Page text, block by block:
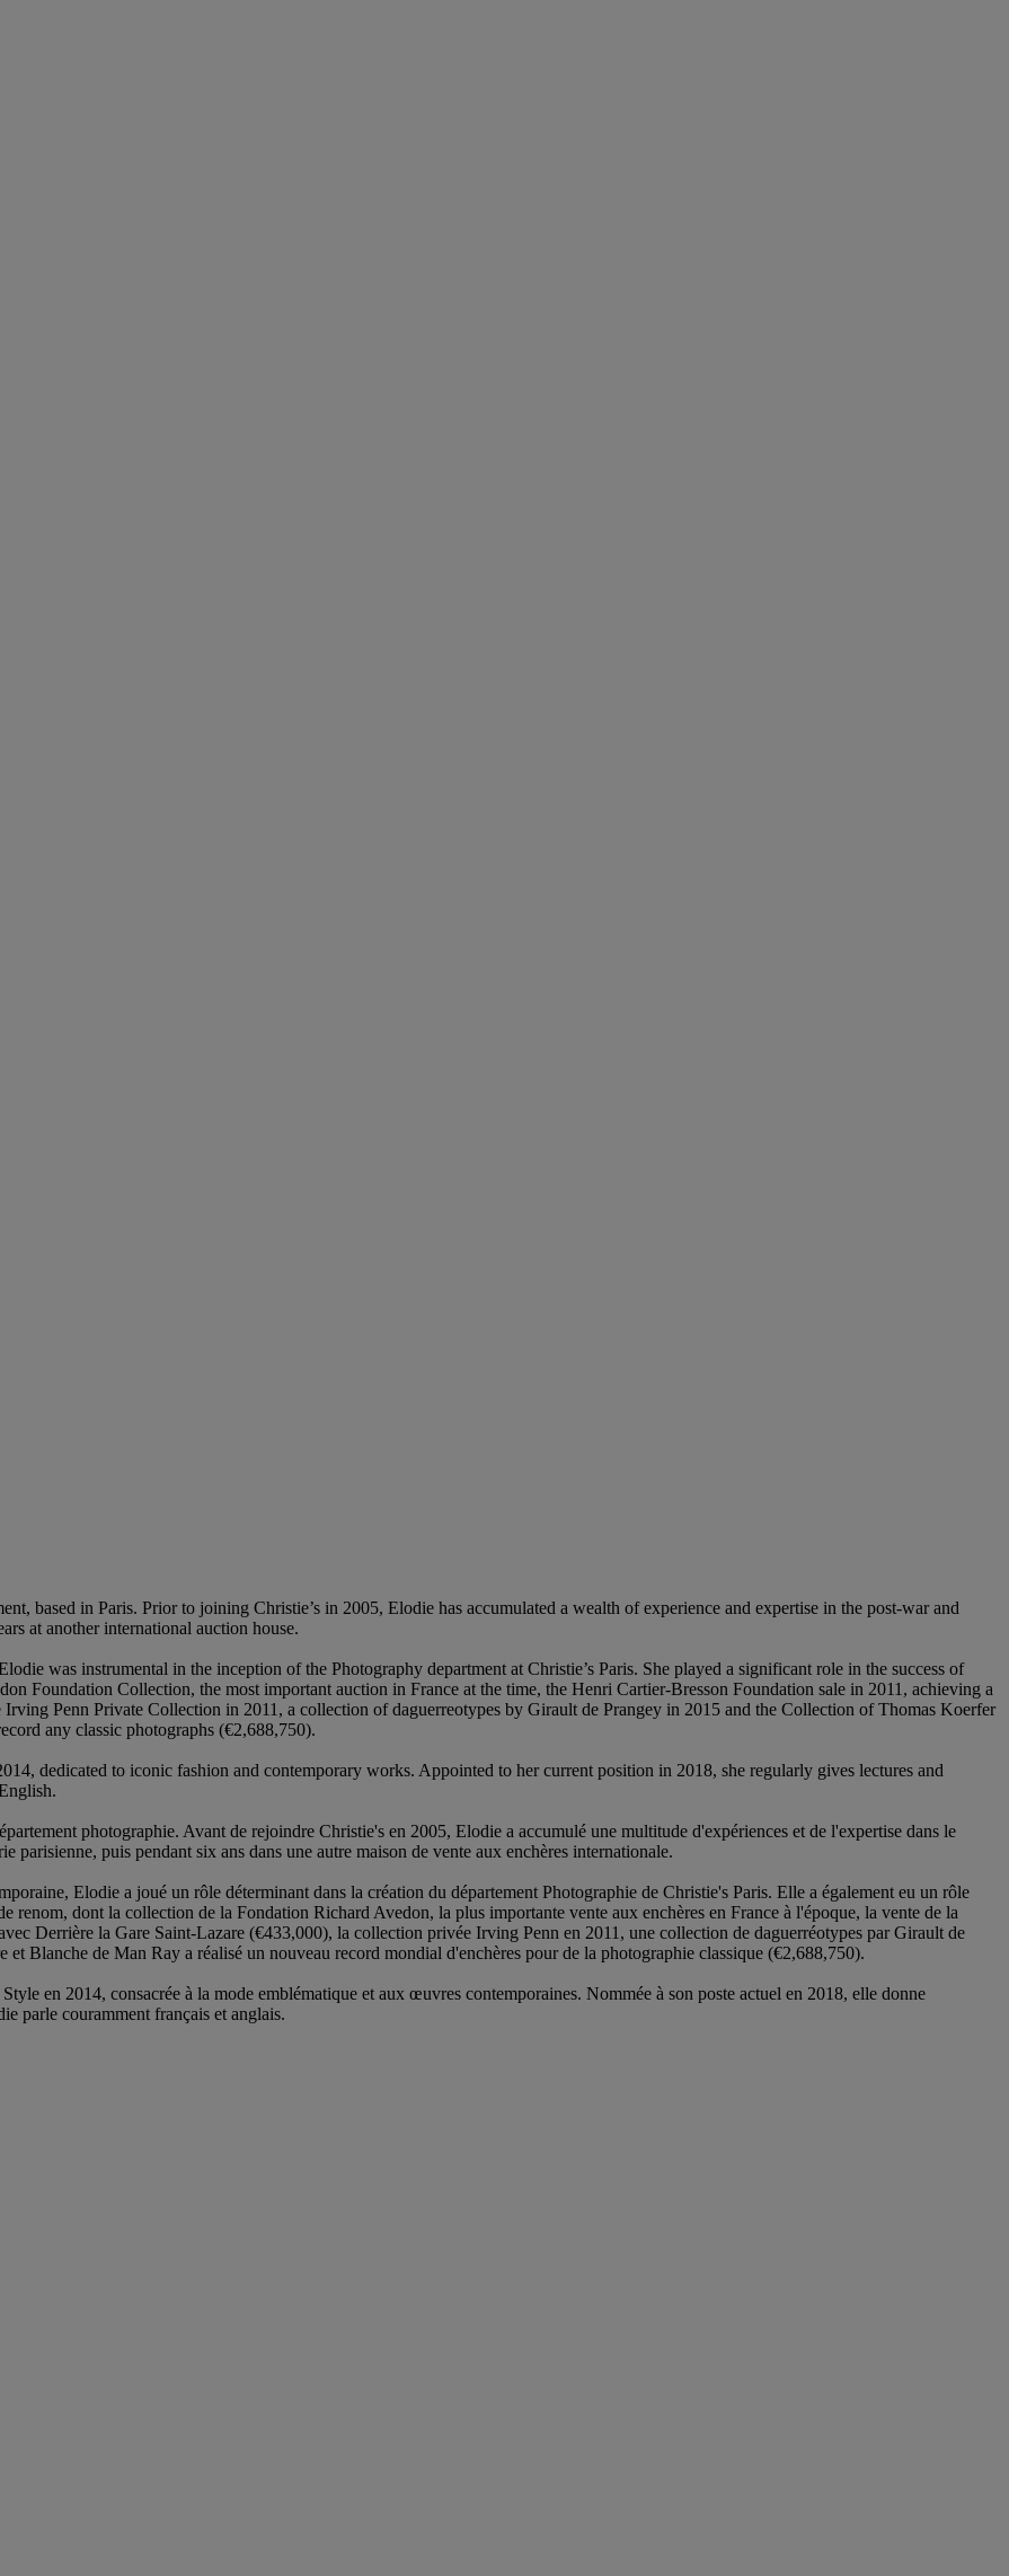
based in Paris. Prior to joining Christie’s in 2005, Elodie has accumulated a wealth of experience and expertise in the post-war and
at another international auction house.
was instrumental in the inception of the Photography department at Christie’s Paris. She played a significant role in the success of
Foundation Collection, the most important auction in France at the time, the Henri Cartier-Bresson Foundation sale in 2011, achieving a
Penn Private Collection in 2011, a collection of daguerreotypes by Girault de Prangey in 2015 and the Collection of Thomas Koerfer
any classic photographs (€2,688,750).
dedicated to iconic fashion and contemporary works. Appointed to her current position in 2018, she regularly gives lectures and
photographie. Avant de rejoindre Christie's en 2005, Elodie a accumulé une multitude d'expériences et de l'expertise dans le
parisienne, puis pendant six ans dans une autre maison de vente aux enchères internationale.
Elodie a joué un rôle déterminant dans la création du département Photographie de Christie's Paris. Elle a également eu un rôle
renom, dont la collection de la Fondation Richard Avedon, la plus importante vente aux enchères en France à l'époque, la vente de la
Derrière la Gare Saint-Lazare (€433,000), la collection privée Irving Penn en 2011, une collection de daguerréotypes par Girault de
Blanche de Man Ray a réalisé un nouveau record mondial d'enchères pour de la photographie classique (€2,688,750).
en 2014, consacrée à la mode emblématique et aux œuvres contemporaines. Nommée à son poste actuel en 2018, elle donne
parle couramment français et anglais.